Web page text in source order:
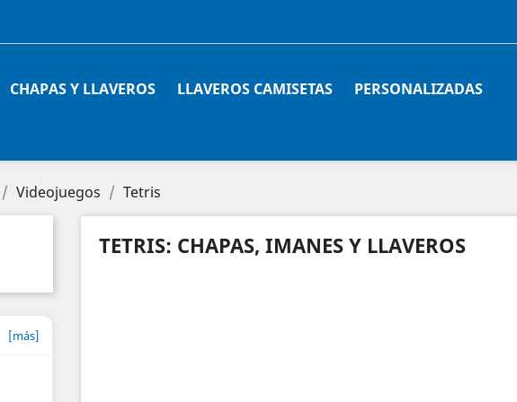
CHAPAS Y LLAVEROS LLAVEROS CAMISETAS PERSONALIZADAS
Videojuegos Tetris
[más]
TETRIS: CHAPAS, IMANES Y LLAVEROS